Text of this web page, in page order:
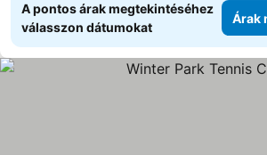
A pontos árak megtekintéséhez
válasszon dátumokat
Árak